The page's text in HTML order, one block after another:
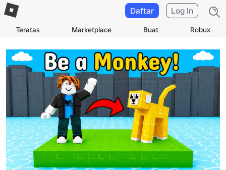
Teratas Marketplace Buat Robux
Daftar Log In